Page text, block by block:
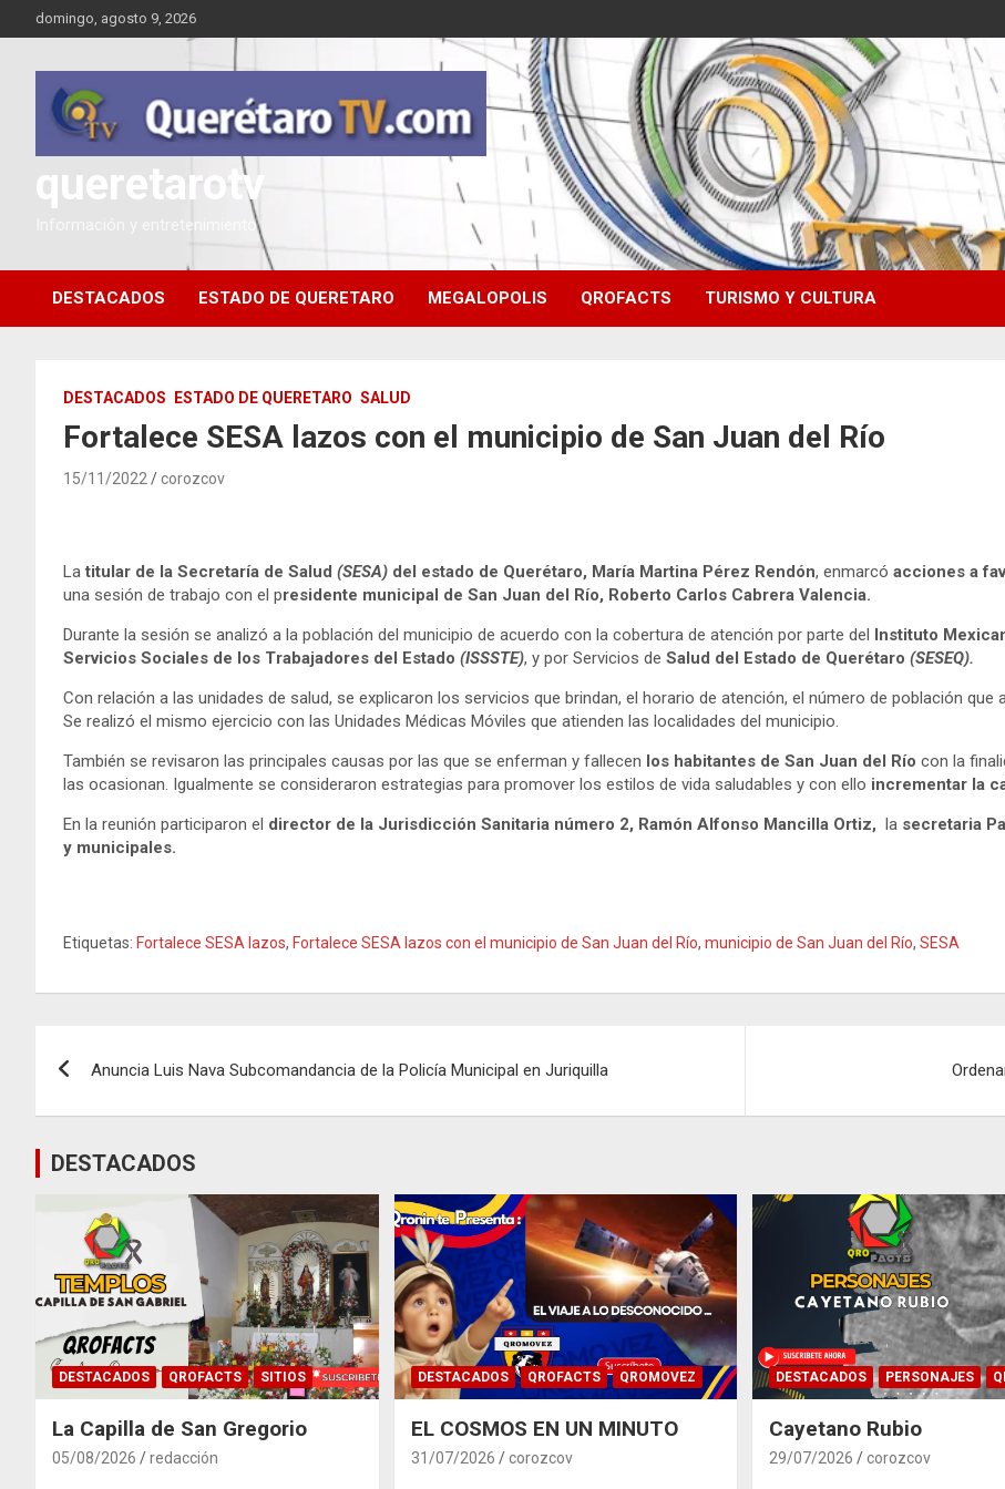
al
domingo, agosto 9, 2026
queretarotv
Información y entretenimiento
DESTACADOS ESTADO DE QUERETARO MEGALOPOLIS QROFACTS TURISMO Y CULTURA
DESTACADOS ESTADO DE QUERETARO SALUD
Fortalece SESA lazos con el municipio de San Juan del Río
15/11/2022 corozcov
Latitular de la Secretaría de Salud (SESA) del estado de Querétaro, María Martina Pérez Rendón, enmarcó acciones a
una sesión de trabajo con el presidente municipal de San Juan del Río, Roberto Carlos Cabrera Valencia.
Durante la sesión se analizó a la población del municipio de acuerdo con la cobertura de atención por parte del Instituto
Servicios Sociales de los Trabajadores del Estado (ISSSTE), y por Servicios de Salud del Estado de Querétaro (SESEQ).
Con relación a las unidades de salud, se explicaron los servicios que brindan, el horario de atención, el número de población
Se realizó el mismo ejercicio con las Unidades Médicas Móviles que atienden las localidades del municipio.
También se revisaron las principales causas por las que se enferman y fallecen los habitantes de San Juan del Río con la
las ocasionan. Igualmente se consideraron estrategias para promover los estilos de vida saludables y con ello incrementar la
En la reunión participaron el director de la Jurisdicción Sanitaria número 2, Ramón Alfonso Mancilla Ortiz, la secretaria
y municipales.
Etiquetas: Fortalece SESA lazos, Fortalece SESA lazos con el municipio de San Juan del Río, municipio de San Juan del Río, SESA
entradas
Anuncia Luis Nava Subcomandancia de la Policía Municipal en Juriquilla
DESTACADOS
DESTACADOS QROFACTS SITIOS
La Capilla de San Gregorio
05/08/2026 redacción
DESTACADOS QROFACTS QROMOVEZ
EL COSMOS EN UN MINUTO
31/07/2026 corozcov
DESTACADOS PERSONAJES
Cayetano Rubio
29/07/2026 corozcov